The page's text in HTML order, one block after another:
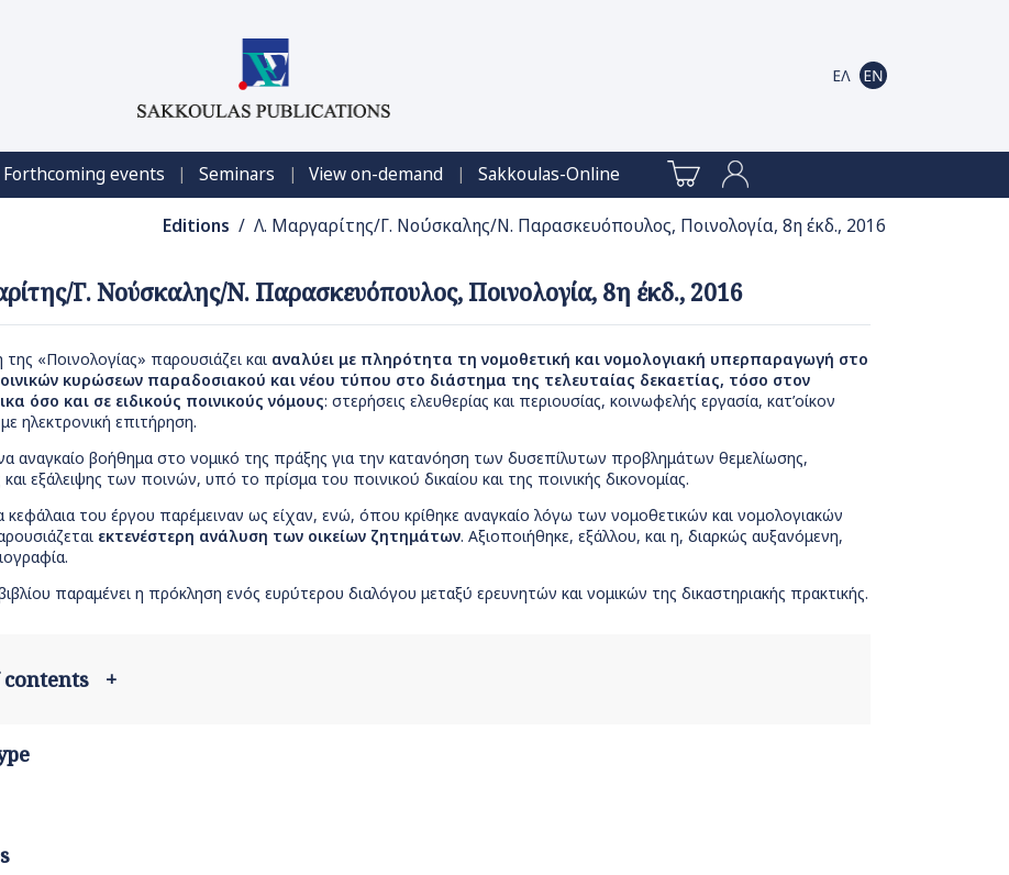
Forthcoming events | Seminars | View on-demand | Sakkoulas-Online
Editions / Λ. Μαργαρίτης/Γ. Νούσκαλης/Ν. Παρασκευόπουλος, Ποινολογία, 8η έκδ., 2016
Γ. Νούσκαλης/Ν. Παρασκευόπουλος, Ποινολογία, 8η έκδ., 2016
«Ποινολογίας» παρουσιάζει και αναλύει με πληρότητα τη νομοθετική και νομολογιακή υπερπαραγωγή στο
κυρώσεων παραδοσιακού και νέου τύπου στο διάστημα της τελευταίας δεκαετίας, τόσο στον
όσο και σε ειδικούς ποινικούς νόμους: στερήσεις ελευθερίας και περιουσίας, κοινωφελής εργασία, κατ’οίκον
ηλεκτρονική επιτήρηση.
αναγκαίο βοήθημα στο νομικό της πράξης για την κατανόηση των δυσεπίλυτων προβλημάτων θεμελίωσης,
εξάλειψης των ποινών, υπό το πρίσμα του ποινικού δικαίου και της ποινικής δικονομίας.
κεφάλαια του έργου παρέμειναν ως είχαν, ενώ, όπου κρίθηκε αναγκαίο λόγω των νομοθετικών και νομολογιακών
εκτενέστερη ανάλυση των οικείων ζητημάτων. Αξιοποιήθηκε, εξάλλου, και η, διαρκώς αυξανόμενη,
παραμένει η πρόκληση ενός ευρύτερου διαλόγου μεταξύ ερευνητών και νομικών της δικαστηριακής πρακτικής.
contents +